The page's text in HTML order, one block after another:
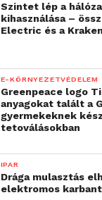
Szintet lép a
kihasználása –
Electric és a Kraken
E-KÖRNYEZETVÉDELEM
Greenpeace logo
anyagokat talált a
gyermekeknek
tetoválásokban
IPAR
Drága mulasztás
elektromos